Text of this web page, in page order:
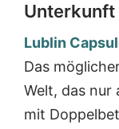
Unterkunft
Lublin
Das
Welt, das nur
mit